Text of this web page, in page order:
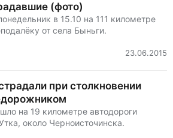
(фото)
в 15.10 на 111 километре
от села Быньги.
23.06.2015
при столкновении
на 19 километре автодороги
около Черноисточинска.